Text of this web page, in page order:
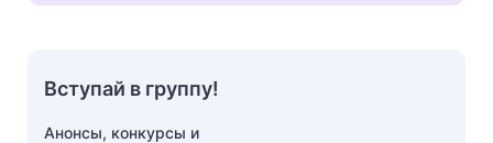
Вступай в группу!
Анонсы, конкурсы и